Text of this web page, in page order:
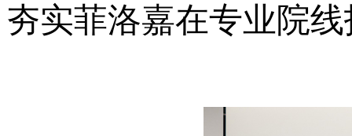
夯实菲洛嘉在专业院